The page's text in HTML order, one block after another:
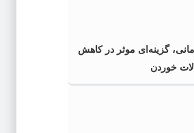
گزینه‌ای موثر در کاهش
خوردن